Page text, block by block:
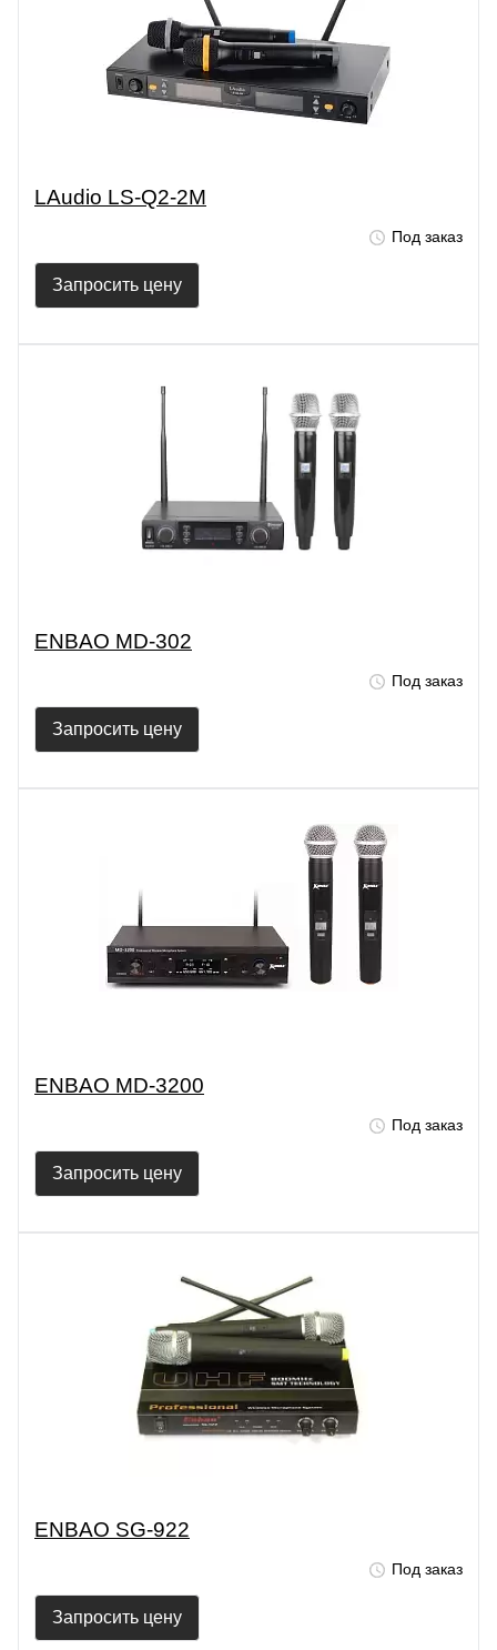
LAudio LS-Q2-2M
Под заказ
Запросить цену
ENBAO MD-302
Под заказ
Запросить цену
ENBAO MD-3200
Под заказ
Запросить цену
ENBAO SG-922
Под заказ
Запросить цену